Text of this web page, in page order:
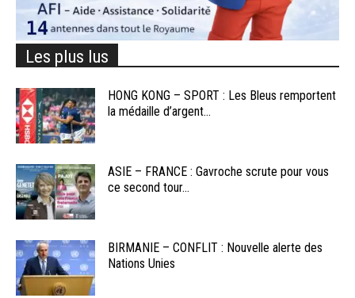
Les plus lus
HONG KONG – SPORT : Les Bleus remportent
la médaille d’argent...
ASIE – FRANCE : Gavroche scrute pour vous
ce second tour...
BIRMANIE – CONFLIT : Nouvelle alerte des
Nations Unies